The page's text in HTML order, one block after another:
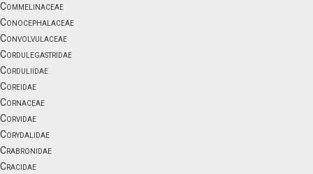
Commelinaceae
Conocephalaceae
Convolvulaceae
Cordulegastridae
Corduliidae
Coreidae
Cornaceae
Corvidae
Corydalidae
Crabronidae
Cracidae